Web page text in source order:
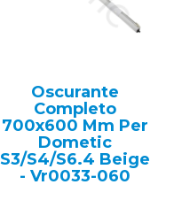
Oscurante
Completo
700x600 Mm Per
Dometic
S3/S4/S6.4 Beige
- Vr0033-060